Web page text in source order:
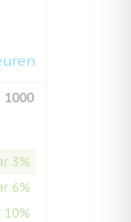
1000
3%
6%
10%